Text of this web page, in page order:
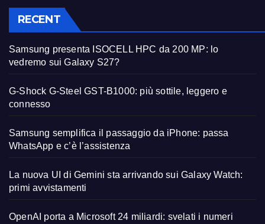
RECENT
Samsung presenta ISOCELL HPC da 200 MP: lo
vedremo sui Galaxy S27?
G-Shock G-Steel GST-B1000: più sottile, leggero e
connesso
Samsung semplifica il passaggio da iPhone: passa
WhatsApp e c’è l’assistenza
La nuova UI di Gemini sta arrivando sui Galaxy Watch:
primi avvistamenti
OpenAI porta a Microsoft 24 miliardi: svelati i numeri